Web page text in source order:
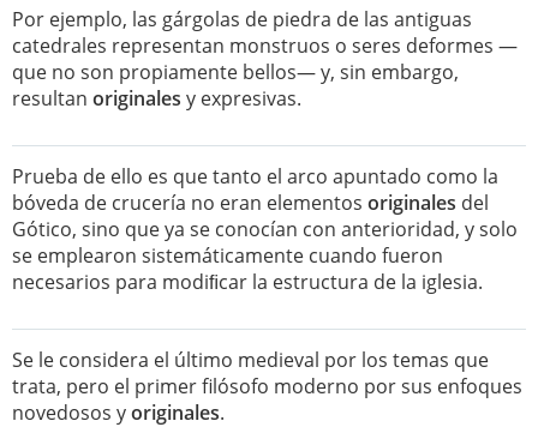
Por ejemplo, las gárgolas de piedra de las antiguas
catedrales representan monstruos o seres deformes —
que no son propiamente bellos— y, sin embargo,
resultan originales y expresivas.
Prueba de ello es que tanto el arco apuntado como la
bóveda de crucería no eran elementos originales del
Gótico, sino que ya se conocían con anterioridad, y solo
se emplearon sistemáticamente cuando fueron
necesarios para modiﬁcar la estructura de la iglesia.
Se le considera el último medieval por los temas que
trata, pero el primer filósofo moderno por sus enfoques
novedosos yoriginales.